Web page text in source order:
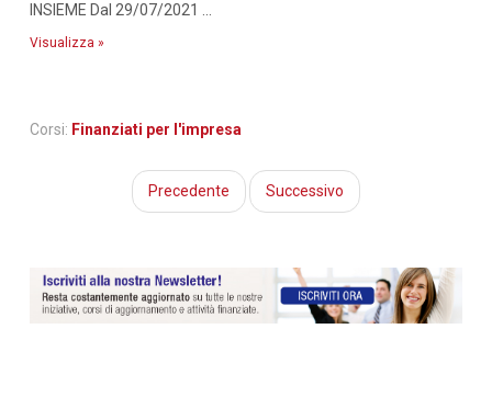
INSIEME Dal 29/07/2021 ...
Visualizza »
Corsi: Finanziati per l'impresa
Precedente Successivo